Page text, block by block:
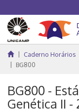
Caderno Horários
BG800
BG800 -
Genética II -